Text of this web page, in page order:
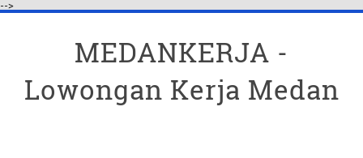
-->
MEDANKERJA -
Lowongan Kerja Medan